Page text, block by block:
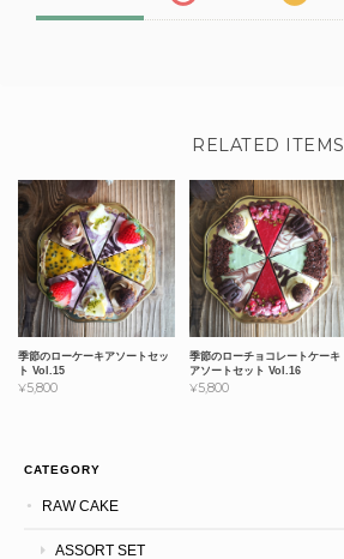
RELATED ITEMS
季節のローケーキアソートセッ
ト Vol.15
¥5,800
季節のローチョコレートケーキ
アソートセット Vol.16
¥5,800
CATEGORY
RAW CAKE
ASSORT SET